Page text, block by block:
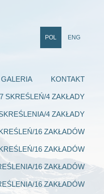
GALERIA KONTAKT
SKREŚLEŃ/4 ZAKŁADY
4 ZAKŁADY
16 ZAKŁADÓW
16 ZAKŁADÓW
16 ZAKŁADÓW
16 ZAKŁADÓW
POL ENG